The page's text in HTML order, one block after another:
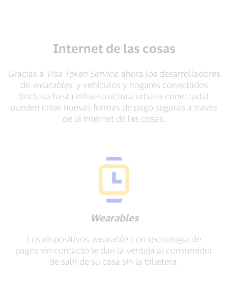
Internet de las cosas
Gracias a Visa Token Service, ahora los desarrolladores
de wearablesy vehículos y hogares conectados
(incluso hasta infraestructura urbana conectada)
pueden crear nuevas formas de pago seguras a través
de la internet de las cosas.
Wearables
Los dispositivos wearablecon tecnología de
pagos sin contacto le dan la ventaja al consumidor
de salir de su casa sin la billetera.